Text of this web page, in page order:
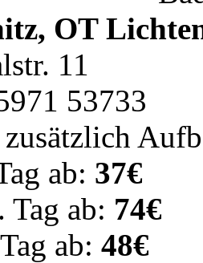
OT
11
53733
ab: 37€
ab: 74€
ab: 48€